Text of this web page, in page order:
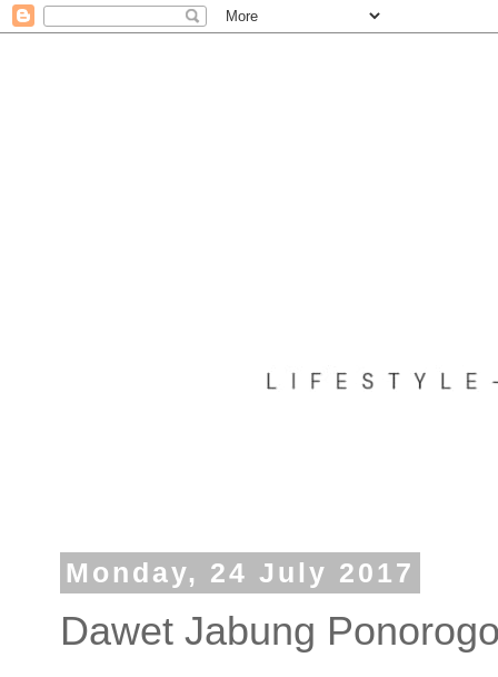
Monday, 24 July 2017
Dawet Jabung